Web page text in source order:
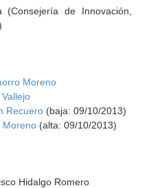
(Consejería de Innovación,
Moreno
Recuero(baja: 09/10/2013)
Moreno(alta: 09/10/2013)
Hidalgo Romero